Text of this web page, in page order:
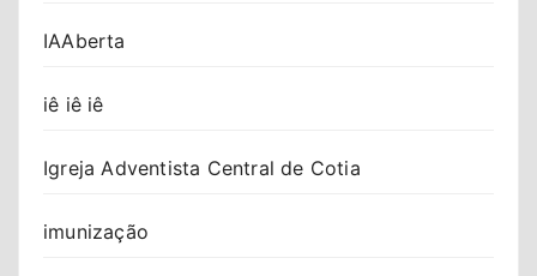
IAAberta
iê iê iê
Igreja Adventista Central de Cotia
imunização